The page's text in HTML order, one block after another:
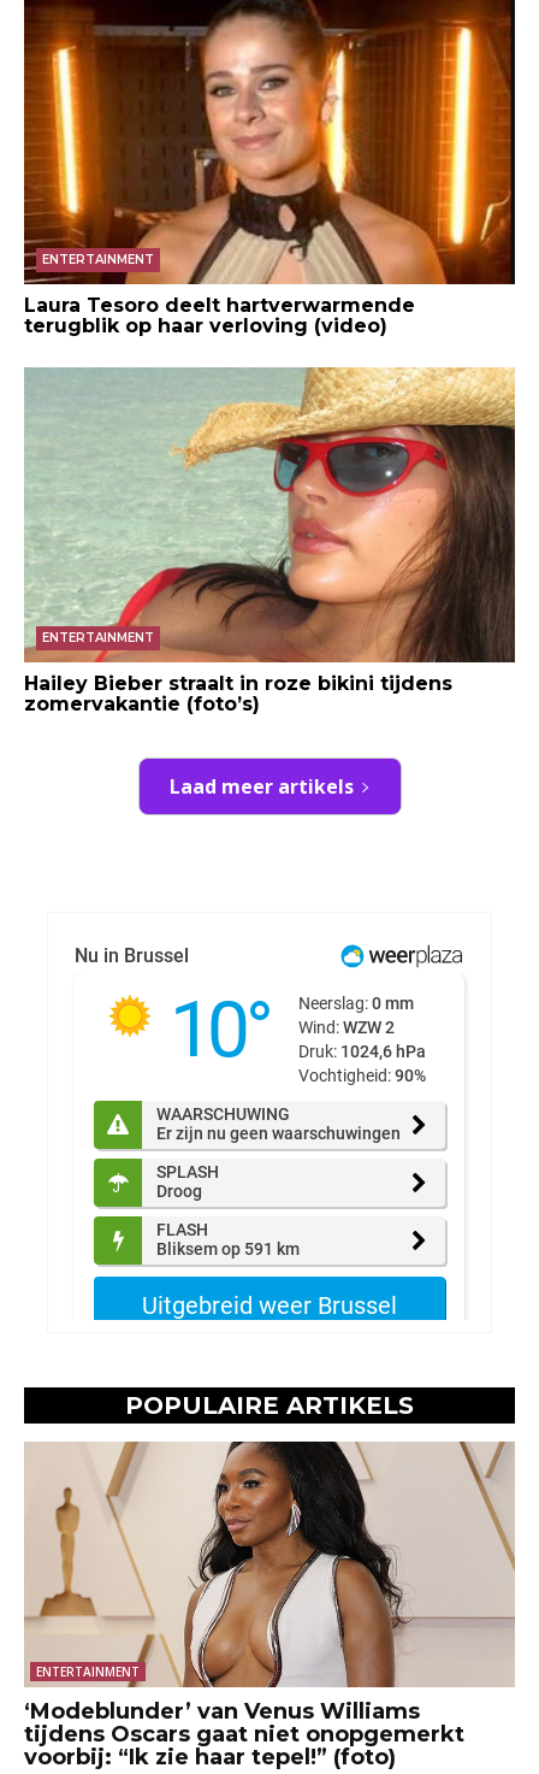
ENTERTAINMENT
Laura Tesoro deelt hartverwarmende
terugblik op haar verloving (video)
ENTERTAINMENT
Hailey Bieber straalt in roze bikini tijdens
zomervakantie (foto’s)
Laad meer artikels
POPULAIRE ARTIKELS
ENTERTAINMENT
‘Modeblunder’ van Venus Williams
tijdens Oscars gaat niet onopgemerkt
voorbij: “Ik zie haar tepel!” (foto)